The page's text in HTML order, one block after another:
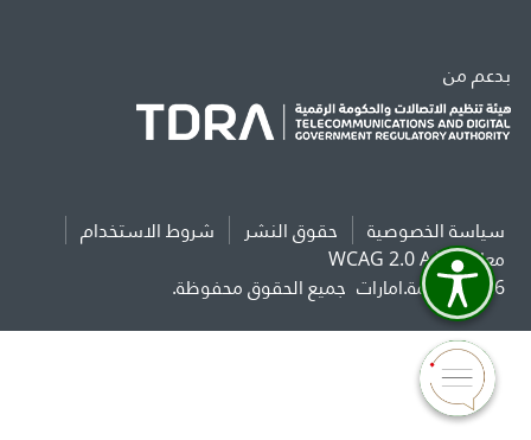
بدعم من
سياسة الخصوصية حقوق النشر
شروط الاستخدام
معايير WCAG 2.0 AAA
2026 حكومة.امارات
جميع الحقوق محفوظة.